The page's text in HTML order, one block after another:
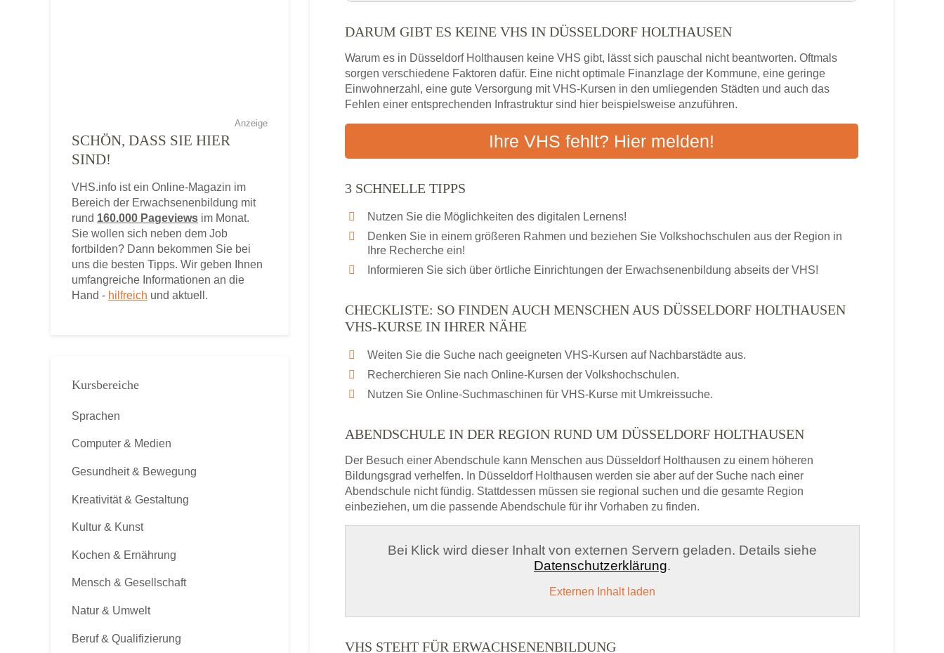
3 schnelle Tipps
Abendschule in der Region rund um Düsseldorf Holthausen
VHS steht für Erwachsenenbildung
Online-Kurse: Alternative Angebote zum VHS-Kurs
Checkliste: Darauf kommt es bei Bildungsangeboten an
DARUM GIBT ES KEINE VHS IN DÜSSELDORF HOLTHAUSEN
Warum es in Düsseldorf Holthausen keine VHS gibt, lässt sich pauschal nicht beantworten. Oftmals
sorgen verschiedene Faktoren dafür. Eine nicht optimale Finanzlage der Kommune, eine geringe
Einwohnerzahl, eine gute Versorgung mit VHS-Kursen in den umliegenden Städten und auch das
Fehlen einer entsprechenden Infrastruktur sind hier beispielsweise anzuführen.
Ihre VHS fehlt? Hier melden!
3 SCHNELLE TIPPS
Nutzen Sie die Möglichkeiten des digitalen Lernens!
Denken Sie in einem größeren Rahmen und beziehen Sie Volkshochschulen aus der Region in
Ihre Recherche ein!
Informieren Sie sich über örtliche Einrichtungen der Erwachsenenbildung abseits der VHS!
CHECKLISTE: SO FINDEN AUCH MENSCHEN AUS DÜSSELDORF HOLTHAUSEN
VHS-KURSE IN IHRER NÄHE
Weiten Sie die Suche nach geeigneten VHS-Kursen auf Nachbarstädte aus.
Recherchieren Sie nach Online-Kursen der Volkshochschulen.
Nutzen Sie Online-Suchmaschinen für VHS-Kurse mit Umkreissuche.
ABENDSCHULE IN DER REGION RUND UM DÜSSELDORF HOLTHAUSEN
Der Besuch einer Abendschule kann Menschen aus Düsseldorf Holthausen zu einem höheren
Bildungsgrad verhelfen. In Düsseldorf Holthausen werden sie aber auf der Suche nach einer
Abendschule nicht fündig. Stattdessen müssen sie regional suchen und die gesamte Region
einbeziehen, um die passende Abendschule für ihr Vorhaben zu finden.
Bei Klick wird dieser Inhalt von externen Servern geladen. Details siehe
Datenschutzerklärung.
Externen Inhalt laden
VHS STEHT FÜR ERWACHSENENBILDUNG
Anzeige
SCHÖN, DASS SIE HIER
SIND!
VHS.info ist ein Online-Magazin im
Bereich der Erwachsenenbildung mit
rund 160.000 Pageviews im Monat.
Sie wollen sich neben dem Job
fortbilden? Dann bekommen Sie bei
uns die besten Tipps. Wir geben Ihnen
umfangreiche Informationen an die
Hand - hilfreich und aktuell.
Kursbereiche
Sprachen
Computer & Medien
Gesundheit & Bewegung
Kreativität & Gestaltung
Kultur & Kunst
Kochen & Ernährung
Mensch & Gesellschaft
Natur & Umwelt
Beruf & Qualifizierung